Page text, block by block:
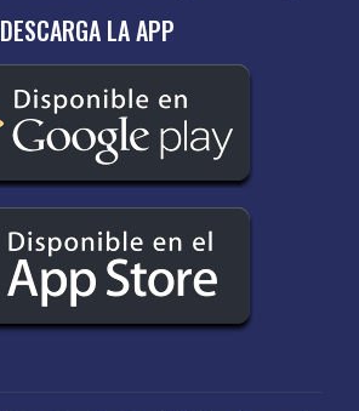
DESCARGA LA APP